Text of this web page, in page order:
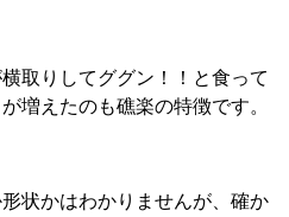
取りしてググン！！と食って
増えたのも礁楽の特徴です。
状かはわかりませんが、確か